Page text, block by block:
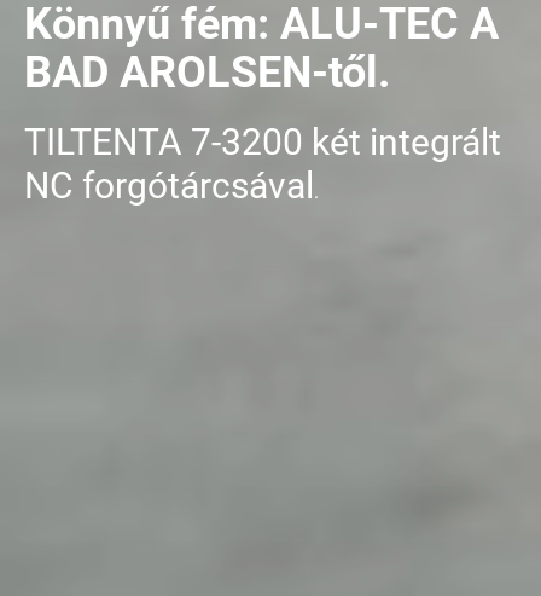
Könnyű fém: ALU-TEC A
BAD AROLSEN-től.
TILTENTA 7-3200 két integrált
NC forgótárcsával .